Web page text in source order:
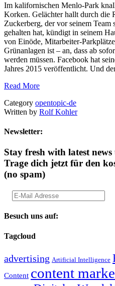
Im kalifornischen Menlo-Park
Korken. Gelächter hallt durch die
Zuckerberg, der vor seinem Team
gehalten hat, kündigt in seinem
von Einöde, Mitarbeiter-
Grünanlagen ist – an, dass ab
werden müssen. Facebook hat
Jahres 2015 veröffentlicht. Und
Read More
Category opentopic-de
Written by Rolf Kohler
Newsletter:
Stay fresh with latest
Trage dich jetzt für den
(no spam)
Besuch uns auf:
Tagcloud
advertising Artificial Intelligence
Content content